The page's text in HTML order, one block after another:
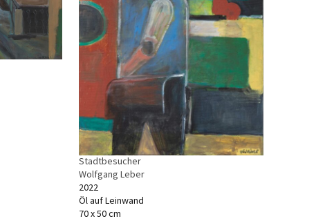
Stadtbesucher
Wolfgang Leber
2022
Öl auf Leinwand
70 x 50 cm